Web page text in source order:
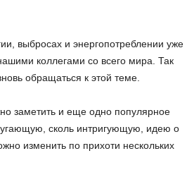
выбросах и энергопотреблении уже
коллегами со всего мира. Так
обращаться к этой теме.
заметить и еще одно популярное
сколь интригующую, идею о
изменить по прихоти нескольких